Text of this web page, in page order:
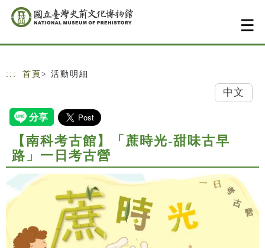
跳到主要內容
網站導覽
::: 首頁 > 活動明細
中文
【南科考古館】「蔗時光-甜味古早
路」一日考古營